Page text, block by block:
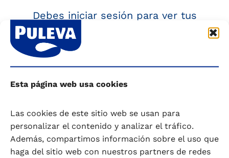
Esta página web usa cookies
Las cookies de este sitio web se usan para
personalizar el contenido y analizar el tráfico.
Además, compartimos información sobre el uso que
haga del sitio web con nuestros partners de redes
Debes iniciar sesión para ver tus
Iniciar Sesión